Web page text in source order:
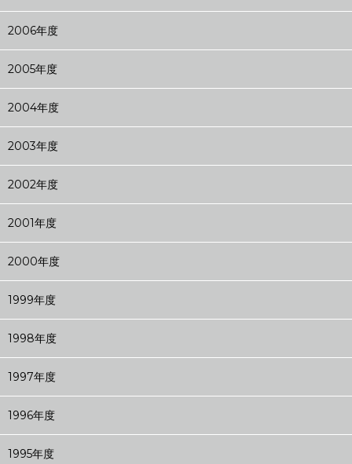
2006年度
2005年度
2004年度
2003年度
2002年度
2001年度
2000年度
1999年度
1998年度
1997年度
1996年度
1995年度